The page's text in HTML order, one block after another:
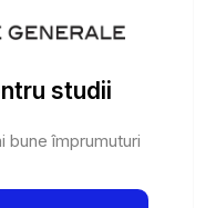
studii
bune împrumuturi